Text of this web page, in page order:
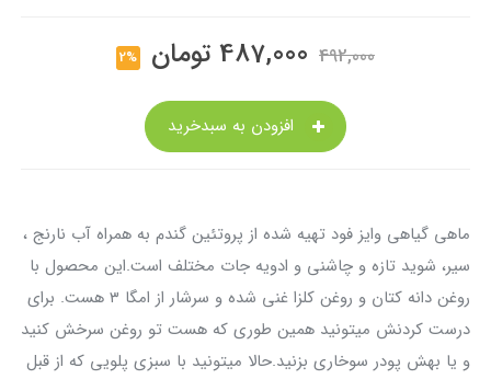
492,000
487,000 تومان 2%
ماهی گیاهی وایز فود تهیه شده از پروتئین گندم به همراه آب نارنج ،
سیر، شوید تازه و چاشنی‌ و ادویه جات مختلف است.این محصول با
روغن دانه کتان و روغن کلزا غنی شده و‌ سرشار از امگا ۳ هست. برای
درست کردنش میتونید همین طوری که هست تو روغن سرخش کنید
و یا بهش پودر سوخاری بزنید.حالا میتونید با سبزی پلویی که از قبل